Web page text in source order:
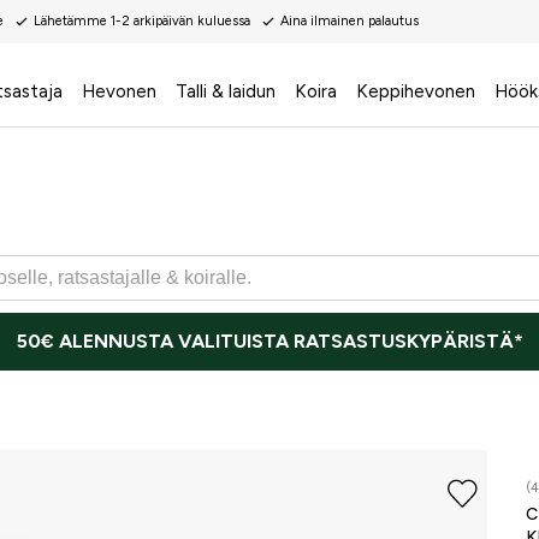
Lähetämme 1-2 arkipäivän kuluessa Aina ilmainen palautus
Hevonen Talli & laidun Koira Keppihevonen
50€ ALENNUSTA VALITUISTA RATSASTUSKYPÄRISTÄ*